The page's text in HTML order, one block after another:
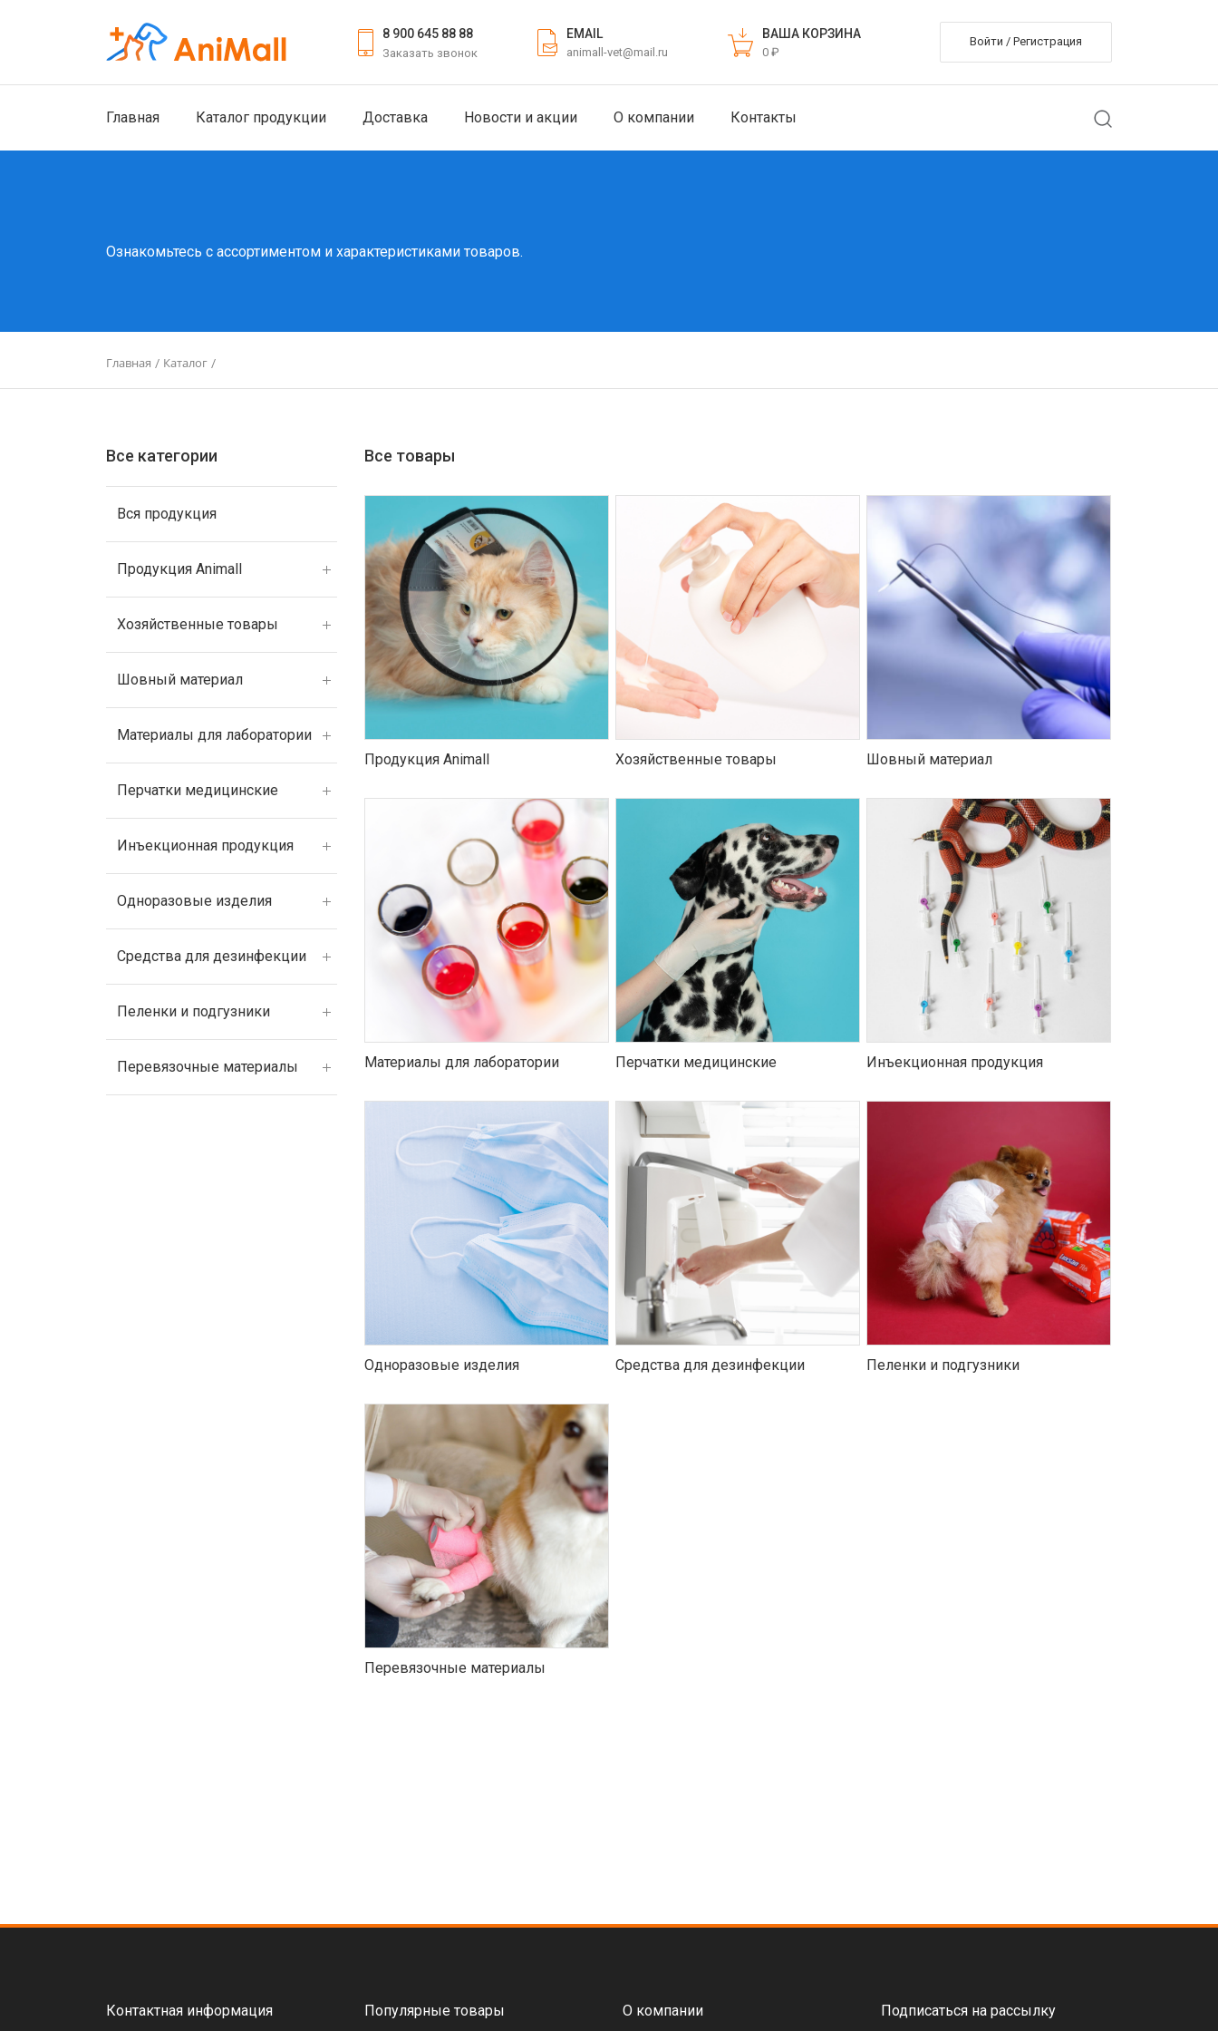
8 900 645 88 88
Заказать звонок
EMAIL
animall-vet@mail.ru
ВАША КОРЗИНА
0 ₽
Войти / Регистрация
Главная Каталог продукции Доставка Новости и акции О компании Контакты
Ознакомьтесь с ассортиментом и характеристиками товаров.
Главная / Каталог /
Все категории
Вся продукция
Продукция Animall
Хозяйственные товары
Шовный материал
Материалы для лаборатории
Перчатки медицинские
Инъекционная продукция
Одноразовые изделия
Средства для дезинфекции
Пеленки и подгузники
Перевязочные материалы
Все товары
Продукция Animall Хозяйственные товары Шовный материал
Материалы для лаборатории Перчатки медицинские Инъекционная продукция
Одноразовые изделия Средства для дезинфекции Пеленки и подгузники
Перевязочные материалы
Контактная информация Популярные товары О компании Подписаться на рассылку